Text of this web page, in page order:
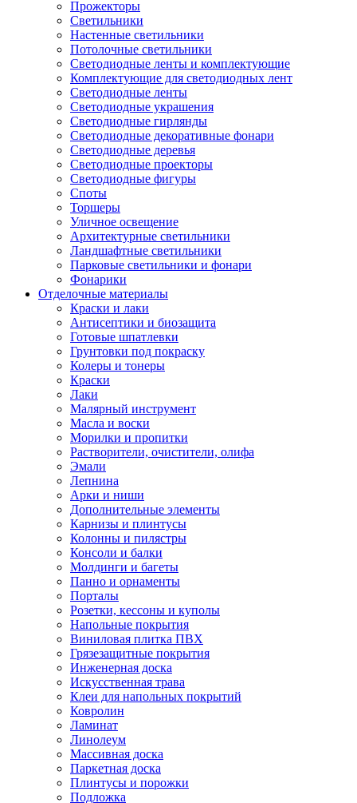
Прожекторы
Светильники
Настенные светильники
Потолочные светильники
Светодиодные ленты и комплектующие
Комплектующие для светодиодных лент
Светодиодные ленты
Светодиодные украшения
Светодиодные гирлянды
Светодиодные декоративные фонари
Светодиодные деревья
Светодиодные проекторы
Светодиодные фигуры
Споты
Торшеры
Уличное освещение
Архитектурные светильники
Ландшафтные светильники
Парковые светильники и фонари
Фонарики
Отделочные материалы
Краски и лаки
Антисептики и биозащита
Готовые шпатлевки
Грунтовки под покраску
Колеры и тонеры
Краски
Лаки
Малярный инструмент
Масла и воски
Морилки и пропитки
Растворители, очистители, олифа
Эмали
Лепнина
Арки и ниши
Дополнительные элементы
Карнизы и плинтусы
Колонны и пилястры
Консоли и балки
Молдинги и багеты
Панно и орнаменты
Порталы
Розетки, кессоны и куполы
Напольные покрытия
Виниловая плитка ПВХ
Грязезащитные покрытия
Инженерная доска
Искусственная трава
Клеи для напольных покрытий
Ковролин
Ламинат
Линолеум
Массивная доска
Паркетная доска
Плинтусы и порожки
Подложка